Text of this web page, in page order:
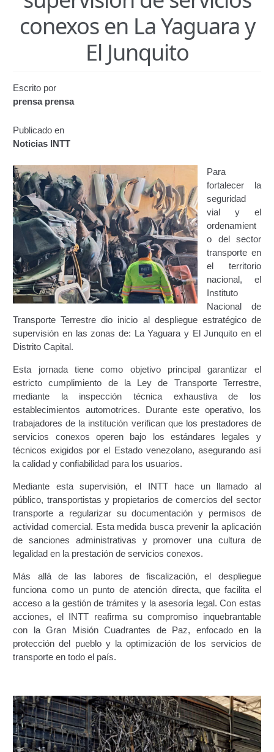
Certificación de Datos para Efectos Consulares con
Apostilla Electrónica
Emisión de Nuevo Certificado de Registro de
Vehículo (Duplicado) Automatizado
Renovación de Licencia para Conducir (Servicio
Automatizado)
Autorización para la circulación de Vehículo Sobre
Biblioteca
Búsqueda Predictiva Woocommerce
Certificación de Datos para Efectos Consulares con
Apostilla Electrónica – Servicio Frecuente
Certificación Provisional de Prestación del Servicio de
Transporte Público de Personas Modalidad Periférico
(RUTAS SUBURBANA O INTERURBANAS) – Servicio
Frecuente
Consultas Privadas
Educación Vial
Escuelas del Transporte e Instructores de Manejo
Estacionamientos registrados ante el INTT
Estructura Organizativa del INTT
Homologación
Autorización de Circulación Para Unidades Que
Transportan Mercancía De Alto Riesgo.
Constancia De Cumplimiento Sobre Homologación
Para Vehículos Importados.
Constancia de cumplimiento sobre la composición
y ubicación Número de Identificación vehicular (NIV).
Homologación de Prototipo Vehicular.
Importancia o Cambio de Características (Aplica para
Vehículos de Carga, Transporte de Personas y Gruas).
Registro de Empresas Fabricantes, Ensambladoras,
conexos en La Yaguara y
El Junquito
Escrito por
prensa prensa
Publicado en
Noticias INTT
Para
fortalecer la
seguridad
vial y el
ordenamient
o del sector
transporte en
el territorio
nacional, el
Instituto
Nacional de
Transporte Terrestre dio inicio al despliegue estratégico de
supervisión en las zonas de: La Yaguara y El Junquito en el
Distrito Capital.
Esta jornada tiene como objetivo principal garantizar el
estricto cumplimiento de la Ley de Transporte Terrestre,
mediante la inspección técnica exhaustiva de los
establecimientos automotrices. Durante este operativo, los
trabajadores de la institución verifican que los prestadores de
servicios conexos operen bajo los estándares legales y
técnicos exigidos por el Estado venezolano, asegurando así
la calidad y confiabilidad para los usuarios.
Mediante esta supervisión, el INTT hace un llamado al
público, transportistas y propietarios de comercios del sector
transporte a regularizar su documentación y permisos de
actividad comercial. Esta medida busca prevenir la aplicación
de sanciones administrativas y promover una cultura de
legalidad en la prestación de servicios conexos.
Más allá de las labores de fiscalización, el despliegue
funciona como un punto de atención directa, que facilita el
acceso a la gestión de trámites y la asesoría legal. Con estas
acciones, el INTT reafirma su compromiso inquebrantable
con la Gran Misión Cuadrantes de Paz, enfocado en la
protección del pueblo y la optimización de los servicios de
transporte en todo el país.